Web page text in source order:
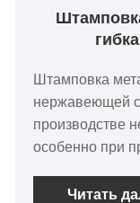
Штамповка
нержавеющей
производстве
особенно при
высокого и
Читать